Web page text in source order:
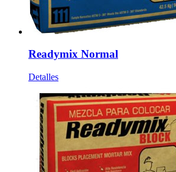
Readymix Normal
Detalles